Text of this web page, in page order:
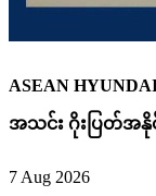
ASEAN
အသင်း ဂိုးပြတ်အနို
7 Aug 2026